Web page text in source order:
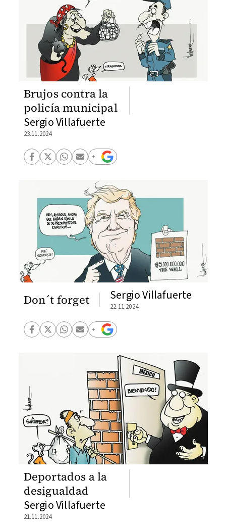
Brujos contra la
policía municipal
Sergio Villafuerte
23.11.2024
Don´t forget Sergio Villafuerte
22.11.2024
Deportados a la
desigualdad
Sergio Villafuerte
21.11.2024